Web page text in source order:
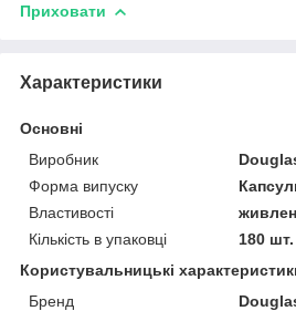
Приховати
Характеристики
Основні
Виробник
Форма випуску
Властивості
Кількість в упаковці
180 шт.
Користувальницькі
Бренд